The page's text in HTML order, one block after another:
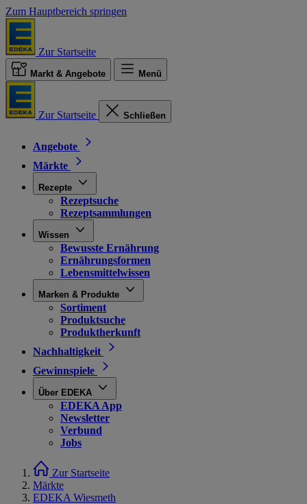
Zum Hauptbereich springen
Zur Startseite
Markt & Angebote Menü
Zur Startseite Schließen
Angebote
Märkte
Rezepte
Rezeptsuche
Rezeptsammlungen
Wissen
Bewusste Ernährung
Ernährungsformen
Lebensmittelwissen
Marken & Produkte
Sortiment
Produktsuche
Produktherkunft
Nachhaltigkeit
Gewinnspiele
Über EDEKA
EDEKA App
Newsletter
Verbund
Jobs
Zur Startseite
Märkte
EDEKA Wiesmeth